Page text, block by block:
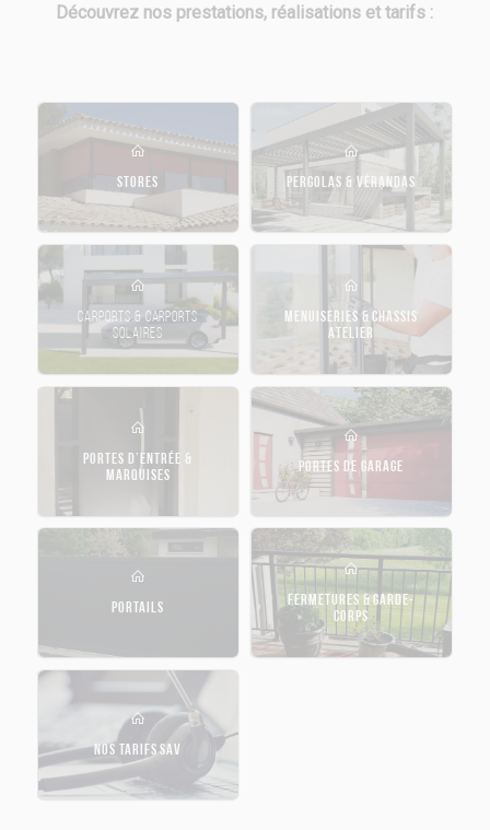
Découvrez nos prestations, réalisations et tarifs :
STORES PERGOLAS & VÉRANDAS
CARPORTS & CARPORTS
SOLAIRES
MENUISERIES & CHASSIS
ATELIER
PORTES D’ENTRÉE &
MARQUISES
PORTES DE GARAGE
PORTAILS
FERMETURES & GARDE-
CORPS
NOS TARIFS SAV